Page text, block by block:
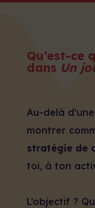
Qu’est-ce
dans Un
Au-delà
montrer
stratégie de
toi, à ton
L’objectif ?